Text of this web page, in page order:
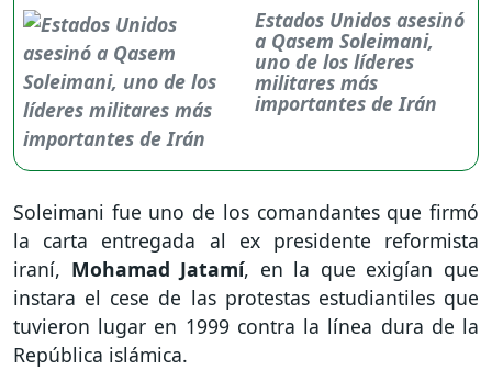
Estados Unidos asesinó
a Qasem Soleimani,
uno de los líderes
militares más
importantes de Irán
Soleimani fue uno de los comandantes que firmó
la carta entregada al ex presidente reformista
iraní, Mohamad Jatamí, en la que exigían que
instara el cese de las protestas estudiantiles que
tuvieron lugar en 1999 contra la línea dura de la
República islámica.